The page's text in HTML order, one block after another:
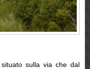
sulla via che dal